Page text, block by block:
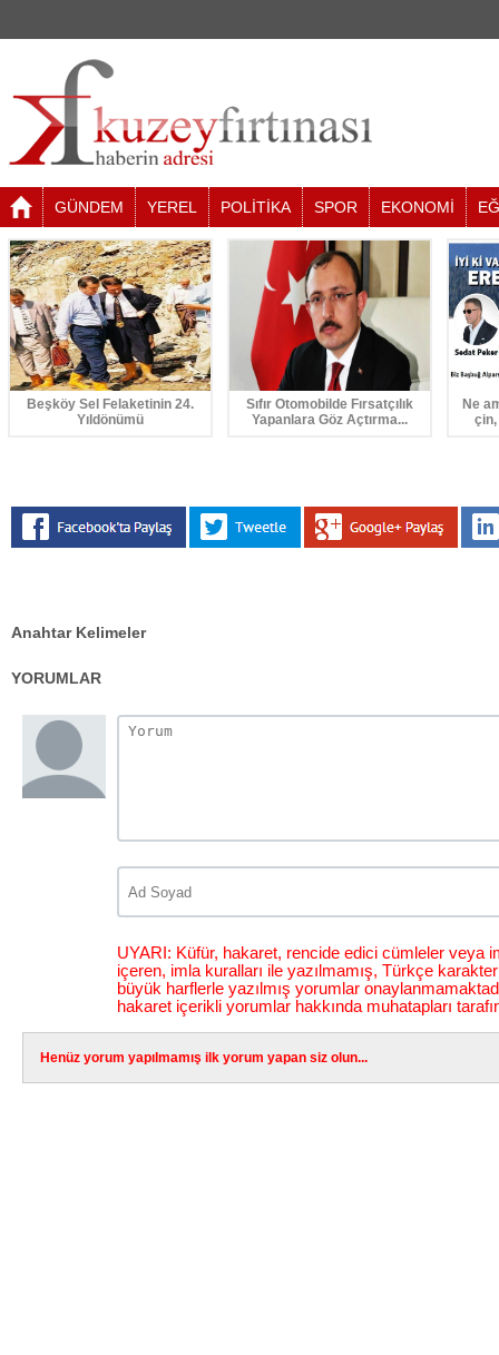
GÜNDEM YEREL POLİTİKA SPOR EKONOMİ
Beşköy Sel Felaketinin 24.
Yıldönümü
Sıfır Otomobilde Fırsatçılık
Yapanlara Göz Açtırma...
Ne
Anahtar Kelimeler
YORUMLAR
UYARI: Küfür, hakaret, rencide edici cümleler veya
içeren, imla kuralları ile yazılmamış, Türkçe
büyük harflerle yazılmış yorumlar
hakaret içerikli yorumlar hakkında muhatapları
Henüz yorum yapılmamış ilk yorum yapan siz olun...